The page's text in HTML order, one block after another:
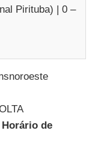
Pirituba) | 0 –
Horário de